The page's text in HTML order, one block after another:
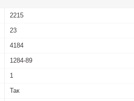
2215
23
4184
1284-89
1
Так